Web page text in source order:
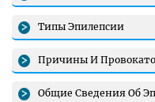
Типы Эпилепсии
Причины И
Общие Сведения Об